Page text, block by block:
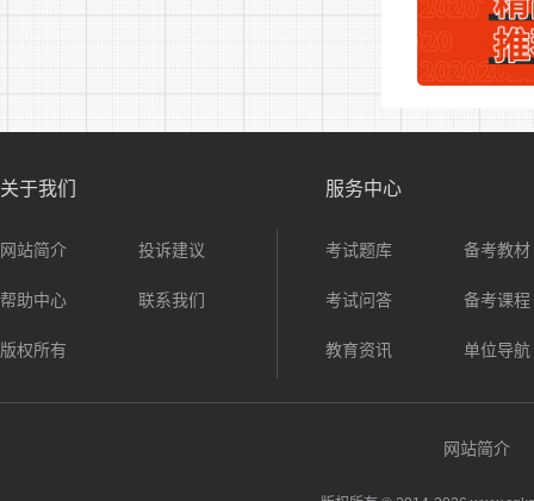
关于我们
网站简介 投诉建议
帮助中心 联系我们
版权所有
服务中心
考试题库 备考教材
考试问答 备考课程
教育资讯 单位导航
网站简介